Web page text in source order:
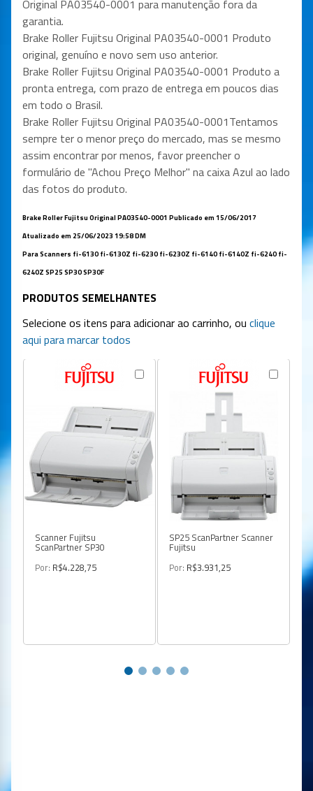
Original PA03540-0001 para manutenção fora da
garantia.
Brake Roller Fujitsu Original PA03540-0001 Produto
original, genuíno e novo sem uso anterior.
Brake Roller Fujitsu Original PA03540-0001 Produto a
pronta entrega, com prazo de entrega em poucos dias
em todo o Brasil.
Brake Roller Fujitsu Original PA03540-0001Tentamos
sempre ter o menor preço do mercado, mas se mesmo
assim encontrar por menos, favor preencher o
formulário de "Achou Preço Melhor" na caixa Azul ao lado
das fotos do produto.
Brake Roller Fujitsu Original PA03540-0001 Publicado em 15/06/2017
Atualizado em 25/06/2023 19:58 DM
Para Scanners fi-6130 fi-6130Z fi-6230 fi-6230Z fi-6140 fi-6140Z fi-6240 fi-
6240Z SP25 SP30 SP30F
PRODUTOS SEMELHANTES
Selecione os itens para adicionar ao carrinho, ou clique
aqui para marcar todos
Scanner Fujitsu
ScanPartner SP30
Por: R$4.228,75
SP25 ScanPartner Scanner
Fujitsu
Por: R$3.931,25